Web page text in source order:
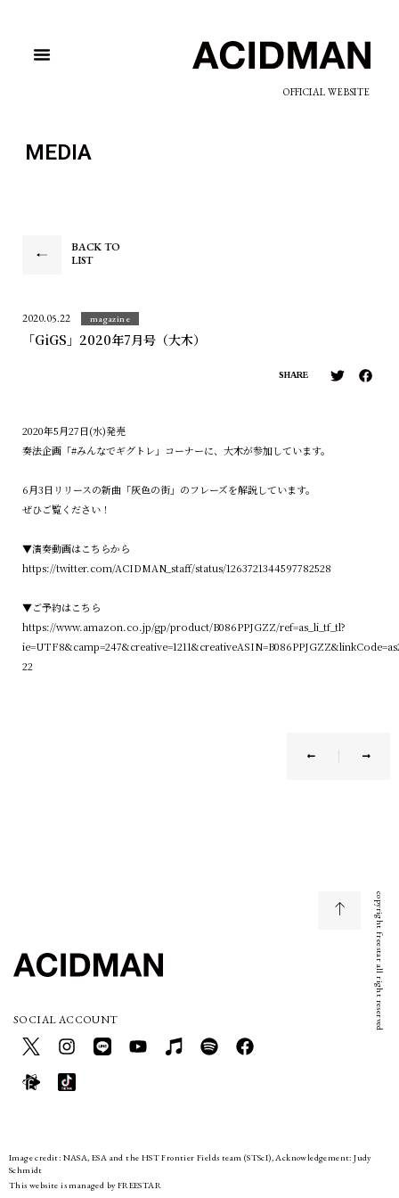
OFFICIAL WEBSITE
MEDIA
BACK TO
LIST
2020.05.22 magazine
「GiGS」2020年7月号（大木）
SHARE
2020年5月27日(水)発売
奏法企画「#みんなでギグトレ」コーナーに、大木が参加しています。
6月3日リリースの新曲「灰色の街」のフレーズを解説しています。
ぜひご覧ください！
▼演奏動画はこちらから
https://twitter.com/ACIDMAN_staff/status/1263721344597782528
▼ご予約はこちら
https://www.amazon.co.jp/gp/product/B086PPJGZZ/ref=as_li_tf_tl?
22
SOCIAL ACCOUNT copyright freestar all right reserved
Image credit: NASA, ESA and the HST Frontier Fields team (STScI), Acknowledgement: Judy
Schmidt
This website is managed by FREESTAR